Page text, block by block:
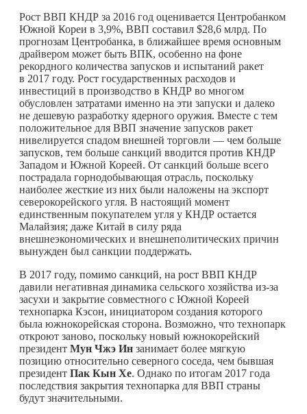
Рост ВВП КНДР за 2016 год оценивается Центробанком
Южной Кореи в 3,9%, ВВП составил $28,6 млрд. По
прогнозам Центробанка, в ближайшее время основным
драйвером может быть ВПК, особенно на фоне
рекордного количества запусков и испытаний ракет
в 2017 году. Рост государственных расходов и
инвестиций в производство в КНДР во многом
обусловлен затратами именно на эти запуски и далеко
не дешевую разработку ядерного оружия. Вместе с тем
положительное для ВВП значение запусков ракет
нивелируется спадом внешней торговли — чем больше
запусков, тем больше санкций вводится против КНДР
Западом и Южной Кореей. От санкций больше всего
пострадала горнодобывающая отрасль, поскольку
наиболее жесткие из них были наложены на экспорт
северокорейского угля. В настоящий момент
единственным покупателем угля у КНДР остается
Малайзия; даже Китай в силу ряда
внешнеэкономических и внешнеполитических причин
вынужден был санкции поддержать.
В 2017 году, помимо санкций, на рост ВВП КНДР
давили негативная динамика сельского хозяйства из-за
засухи и закрытие совместного с Южной Кореей
технопарка Кэсон, инициатором создания которого
была южнокорейская сторона. Возможно, что технопарк
откроют заново, поскольку новый южнокорейский
президент Мун Чжэ Ин занимает более мягкую
позицию относительно северного соседа, чем бывшая
президент Пак Кын Хе. Однако по итогам 2017 года
последствия закрытия технопарка для ВВП страны
будут значительными.